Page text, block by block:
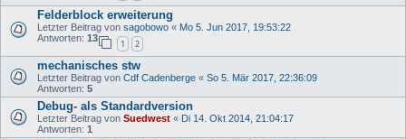
Felderblock erweiterung
Letzter Beitrag von sagobowo « Mo 5. Jun 2017, 19:53:22
Antworten: 13
1 2
mechanisches stw
Letzter Beitrag von Cdf Cadenberge « So 5. Mär 2017, 22:36:09
Antworten: 5
Debug- als Standardversion
Letzter Beitrag von Suedwest « Di 14. Okt 2014, 21:04:17
Antworten: 1